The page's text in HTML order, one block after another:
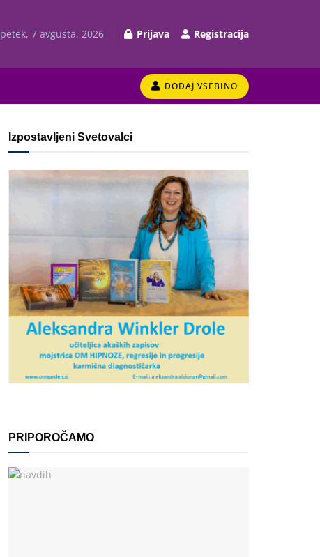
petek, 7 avgusta, 2026 Prijava Registracija
DODAJ VSEBINO
Izpostavljeni Svetovalci
PRIPOROČAMO